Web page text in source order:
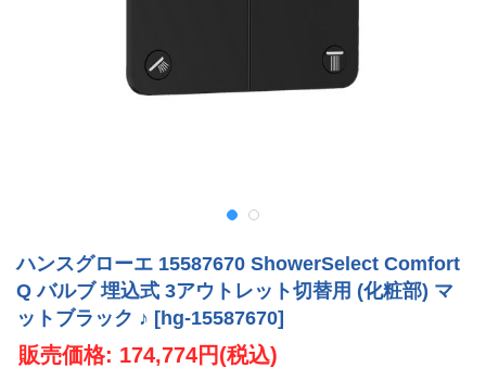
ハンスグローエ 15587670 ShowerSelect Comfort
Q バルブ 埋込式 3アウトレット切替用 (化粧部) マ
ットブラック ♪ [hg-15587670]
販売価格: 174,774円(税込)